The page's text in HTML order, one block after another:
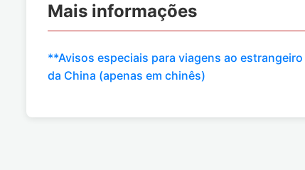
Mais informações
**Avisos especiais para viagens ao
da China (apenas em chinês)